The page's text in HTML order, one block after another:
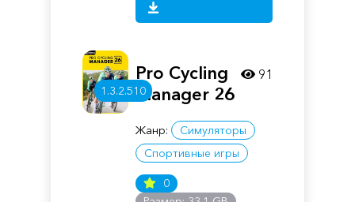
1.3.2.510
Pro Cycling
Manager 26
Жанр:
Симуляторы
Спортивные игры
0
91